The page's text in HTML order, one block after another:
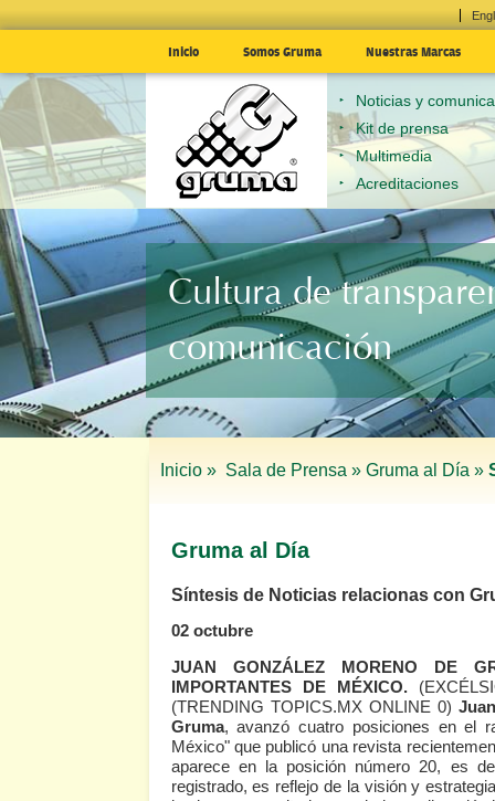
Inicio Somos Gruma Nuestras Marcas
Noticias y
Kit de prensa
Multimedia
Acreditaciones
Cultura de
comunicación
Inicio » Sala de Prensa » Gruma al Día »
Gruma al Día
Síntesis de Noticias relacionas con
02 octubre
JUAN GONZÁLEZ MORENO DE
IMPORTANTES DE MÉXICO.
(TRENDING TOPICS.MX ONLINE 0)
Gruma, avanzó cuatro posiciones en el
México" que publicó una revista
aparece en la posición número 20, es
registrado, es reflejo de la visión y